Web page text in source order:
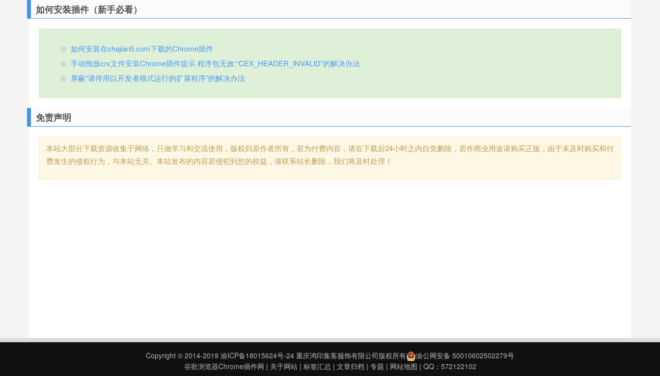
如何安装插件（新手必看）
如何安装在chajian5.com下载的Chrome插件
手动拖放crx文件安装Chrome插件提示 程序包无效:“CEX_HEADER_INVALID”的解决办法
屏蔽“请停用以开发者模式运行的扩展程序”的解决办法
免责声明
本站大部分下载资源收集于网络，只做学习和交流使用，版权归原作者所有，若为付费内容，请在下载后24小时之内自觉删除，若作商业用途请购买正版，由于未及时购买和付
费发生的侵权行为，与本站无关。本站发布的内容若侵犯到您的权益，请联系站长删除，我们将及时处理！
Copyright © 2014-2019 渝ICP备18015624号-24 重庆鸿印集客服饰有限公司版权所有
渝公网安备 50010602502279号
谷歌浏览器Chrome插件网 | 关于网站| 标签汇总| 文章归档 | 专题 | 网站地图 | QQ：572122102